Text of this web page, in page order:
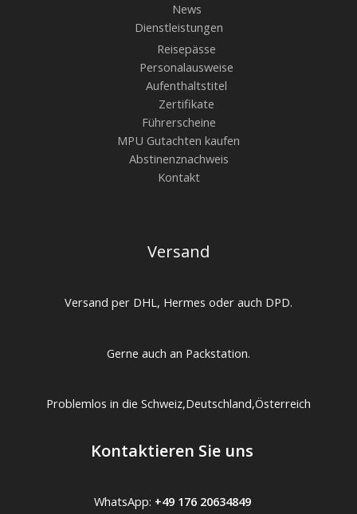
News
Dienstleistungen
Reisepässe
Personalausweise
Aufenthaltstitel
Zertifikate
Führerscheine
MPU Gutachten kaufen
Abstinenznachweis
Kontakt
Versand
Versand per DHL, Hermes oder auch DPD.
Gerne auch an Packstation.
Problemlos in die Schweiz,Deutschland,Österreich
Kontaktieren Sie uns
WhatsApp: +49 176 20634849